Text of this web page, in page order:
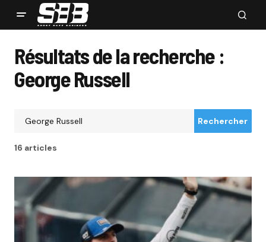
Résultats de la recherche :
George Russell
Rechercher
16 articles